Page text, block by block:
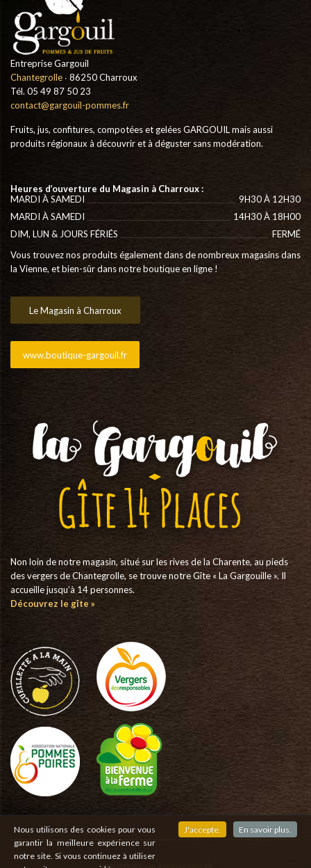
Entreprise Gargouil
Chantegrolle ∙ 86250 Charroux
Tél. 05 49 87 50 23
contact@gargouil-pommes.fr
Fruits, jus, confitures, compotées et gelées GARGOUIL mais aussi
produits régionaux à découvrir et à déguster sans modération.
Heures d’ouverture du Magasin à Charroux :
MARDI À SAMEDI
9H30 À 12H30
MARDI À SAMEDI
14H30 À 18H00
DIM, LUN & JOURS FÉRIÉS
FERMÉ
Vous trouvez nos produits également dans de nombreux magasins dans
la Vienne, et bien-sûr dans notre boutique en ligne !
Le Magasin à Charroux
www.boutique-gargouil.fr
Non loin de notre magasin, situé sur les rives de la Charente, au pieds
des vergers de Chantegrolle, se trouve notre Gîte « La Gargouille ». Il
accueille jusqu’à 14 personnes.
Découvrez le gîte »
Nous utilisons des cookies pour vous
garantir la meilleure expérience sur
notre site. Si vous continuez à utiliser
J'accepte. En savoir plus.